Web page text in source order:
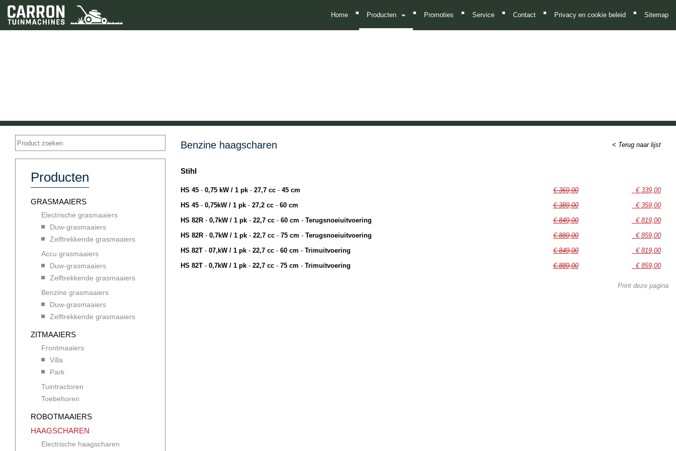
Home ■ Producten Promoties Service Contact Privacy en cookie beleid ■ Sitemap
Producten
GRASMAAIERS
Electrische grasmaaiers
Duw-grasmaaiers
Zelftrekkende grasmaaiers
Accu grasmaaiers
Duw-grasmaaiers
Zelftrekkende grasmaaiers
Benzine grasmaaiers
Duw-grasmaaiers
Zelftrekkende grasmaaiers
ZITMAAIERS
Frontmaaiers
Villa
Park
Tuintractoren
Toebehoren
ROBOTMAAIERS
HAAGSCHAREN
Electrische haagscharen
Benzine haagscharen < Terug naar lijst
Stihl
HS 45 - 0,75 kW / 1 pk- 27,7 cc -45 cm € 369,00
€ 339,00
HS 45 - 0,75kW / 1 pk- 27,2 cc-60 cm € 389,00
€ 359,00
HS 82R- 0,7kW / 1 pk- 22,7 cc-60 cm-Terugsnoeiuitvoering € 849,00
€ 819,00
HS 82R- 0,7kW / 1 pk- 22,7 cc-75 cm-Terugsnoeiuitvoering € 889,00
€ 859,00
HS 82T - 07,kW / 1 pk- 22,7 cc-60 cm-Trimuitvoering € 849,00
€ 819,00
HS 82T - 0,7kW / 1 pk- 22,7 cc-75 cm-Trimuitvoering € 889,00 € 859,00
Print deze pagina